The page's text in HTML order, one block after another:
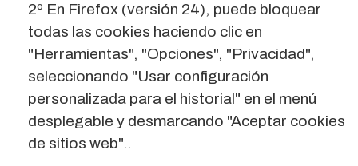
2º En Firefox (versión 24), puede bloquear
todas las cookies haciendo clic en
"Herramientas", "Opciones", "Privacidad",
seleccionando "Usar configuración
personalizada para el historial" en el menú
desplegable y desmarcando "Aceptar cookies
de sitios web"..